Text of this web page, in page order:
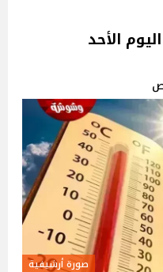
الأحد
صورة أرشيفية